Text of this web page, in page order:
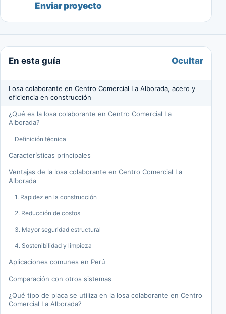
Enviar proyecto
En esta guía Ocultar
Losa colaborante en Centro Comercial La Alborada, acero y
eficiencia en construcción
¿Qué es la losa colaborante en Centro Comercial La
Alborada?
Definición técnica
Características principales
Ventajas de la losa colaborante en Centro Comercial La
Alborada
1. Rapidez en la construcción
2. Reducción de costos
3. Mayor seguridad estructural
4. Sostenibilidad y limpieza
Aplicaciones comunes en Perú
Comparación con otros sistemas
¿Qué tipo de placa se utiliza en la losa colaborante en Centro
Comercial La Alborada?